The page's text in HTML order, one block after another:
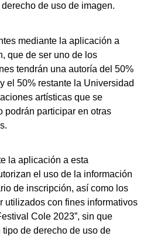
de uso de imagen.
mediante la aplicación a
que de ser uno de los
tendrán una autoría del 50%
el 50% restante la Universidad
artísticas que se
podrán participar en otras
la aplicación a esta
el uso de la información
de inscripción, así como los
utilizados con fines informativos
Cole 2023”, sin que
de derecho de uso de